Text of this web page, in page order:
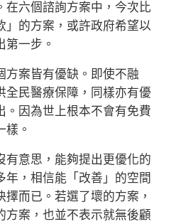
在六個諮詢方案中，今次比
」的方案，或許政府希望以
第一步。
案皆有優缺。即使不融
全民醫療保障，同樣亦有優
。因為世上根本不會有免費
樣。
意思，能夠提出更優化的
年，相信能「改善」的空間
而已。若選了壞的方案，
方案，也並不表示就無後顧